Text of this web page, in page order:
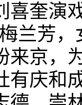
喜奎演
兰芳
来京，
有庆和